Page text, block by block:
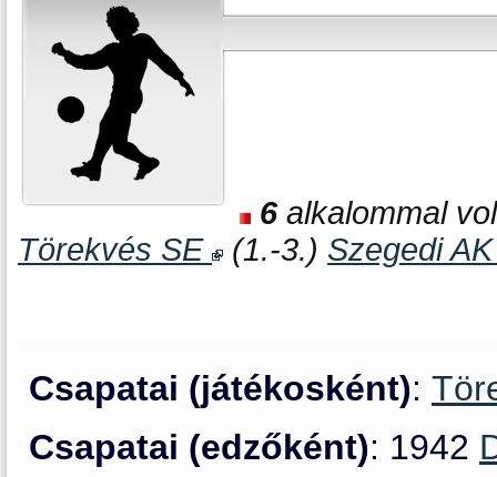
6alkalommal
Törekvés SE
(1.-3.) Szegedi
Csapatai (játékosként):
Csapatai (edzőként): 1942